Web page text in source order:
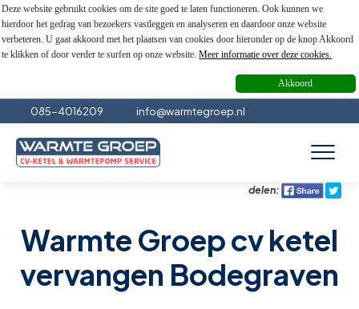
Deze website gebruikt cookies om de site goed te laten functioneren. Ook kunnen we
hierdoor het gedrag van bezoekers vastleggen en analyseren en daardoor onze website
verbeteren. U gaat akkoord met het plaatsen van cookies door hieronder op de knop Akkoord
te klikken of door verder te surfen op onze website.Meer informatie over deze cookies.
Akkoord
085-4016209 info@warmtegroep.nl
delen:
Warmte Groep cv ketel
vervangen Bodegraven